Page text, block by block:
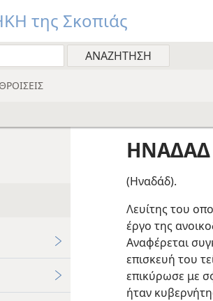
της Σκοπιάς
ΗΝΑΔΑΔ
(Ηναδάδ).
Λευίτης του
έργο της
Αναφέρεται
επισκευή του
επικύρωσε με
ήταν